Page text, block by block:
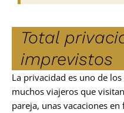
Total
imprevistos
La privacidad es uno de
muchos viajeros que
pareja, unas vacaciones